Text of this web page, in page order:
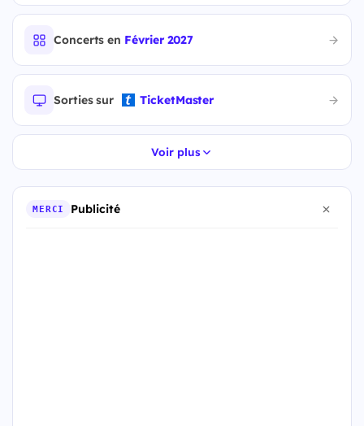
Concerts en Février 2027
Sorties sur TicketMaster
Voir plus
MERCI Publicité